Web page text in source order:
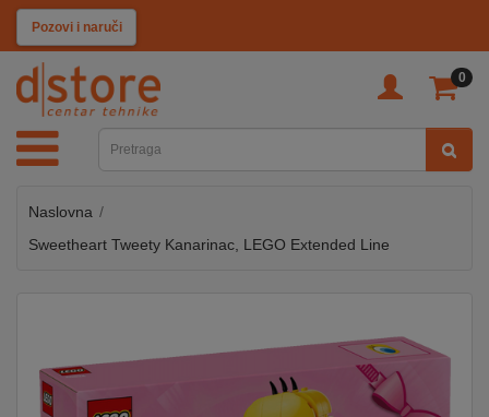
Pozovi i naruči
0
KATEGORIJE
TV
SAT
MOBILNI
UREĐAJI
KABLOVI
Naslovna
Sweetheart Tweety Kanarinac, LEGO Extended Line